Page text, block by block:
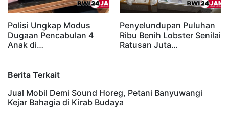
Polisi Ungkap Modus
Dugaan Pencabulan 4
Anak di…
Penyelundupan Puluhan
Ribu Benih Lobster Senilai
Ratusan Juta…
Berita Terkait
Jual Mobil Demi Sound Horeg, Petani Banyuwangi
Kejar Bahagia di Kirab Budaya